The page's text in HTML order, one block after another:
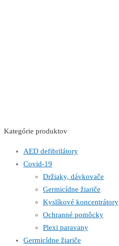
Kategórie produktov
AED defibrilátory
Covid-19
Držiaky, dávkovače
Germicídne žiariče
Kyslíkové koncentrátory
Ochranné pomôcky
Plexi paravany
Germicídne žiariče